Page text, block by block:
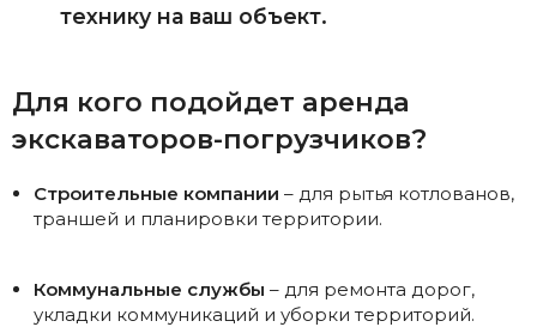
технику на ваш объект.
Для кого подойдет аренда
экскаваторов-погрузчиков?
Строительные компании – для рытья котлованов,
траншей и планировки территории.
Коммунальные службы – для ремонта дорог,
укладки коммуникаций и уборки территорий.